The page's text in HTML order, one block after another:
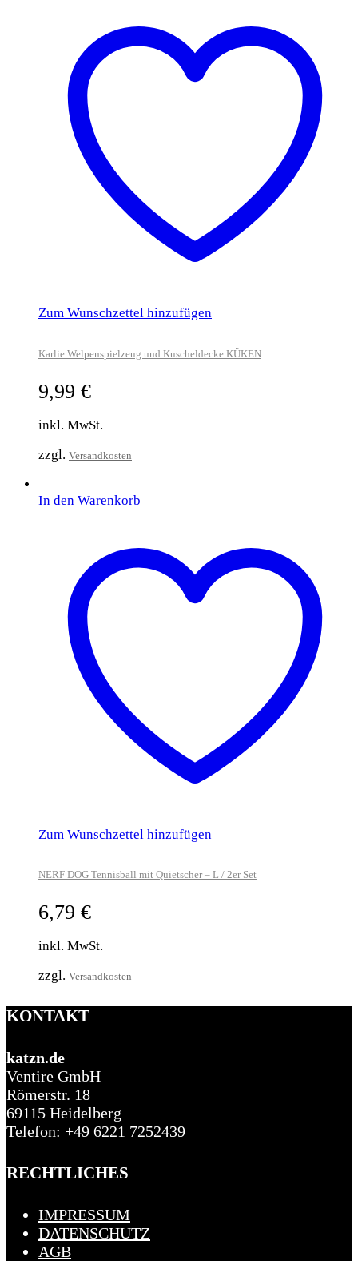
Zum Wunschzettel hinzufügen
Karlie Welpenspielzeug und Kuscheldecke KÜKEN
9,99 €
inkl. MwSt.
zzgl. Versandkosten
In den Warenkorb
Zum Wunschzettel hinzufügen
NERF DOG Tennisball mit Quietscher – L / 2er Set
6,79 €
inkl. MwSt.
zzgl. Versandkosten
KONTAKT
katzn.de
Ventire GmbH
Römerstr. 18
69115 Heidelberg
Telefon: +49 6221 7252439
RECHTLICHES
IMPRESSUM
DATENSCHUTZ
AGB